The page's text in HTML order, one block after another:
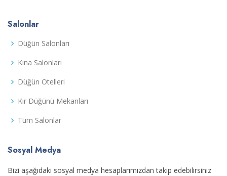
Salonlar
Düğün Salonları
Kına Salonları
Düğün Otelleri
Kır Düğünü Mekanları
Tüm Salonlar
Sosyal Medya
Bizi aşağıdaki sosyal medya hesaplarımızdan takip edebilirsiniz